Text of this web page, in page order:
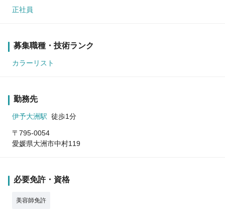
正社員
募集職種・技術ランク
カラーリスト
勤務先
伊予大洲駅 徒歩1分
〒795-0054
愛媛県大洲市中村119
必要免許・資格
美容師免許